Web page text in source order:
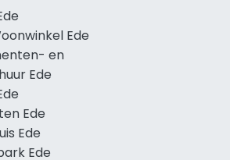
Ede
en
Ede
Ede
Ede
Ede